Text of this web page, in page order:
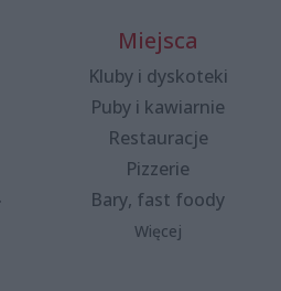
Miejsca
Kluby i dyskoteki
Puby i kawiarnie
Restauracje
Pizzerie
Bary, fast foody
Więcej